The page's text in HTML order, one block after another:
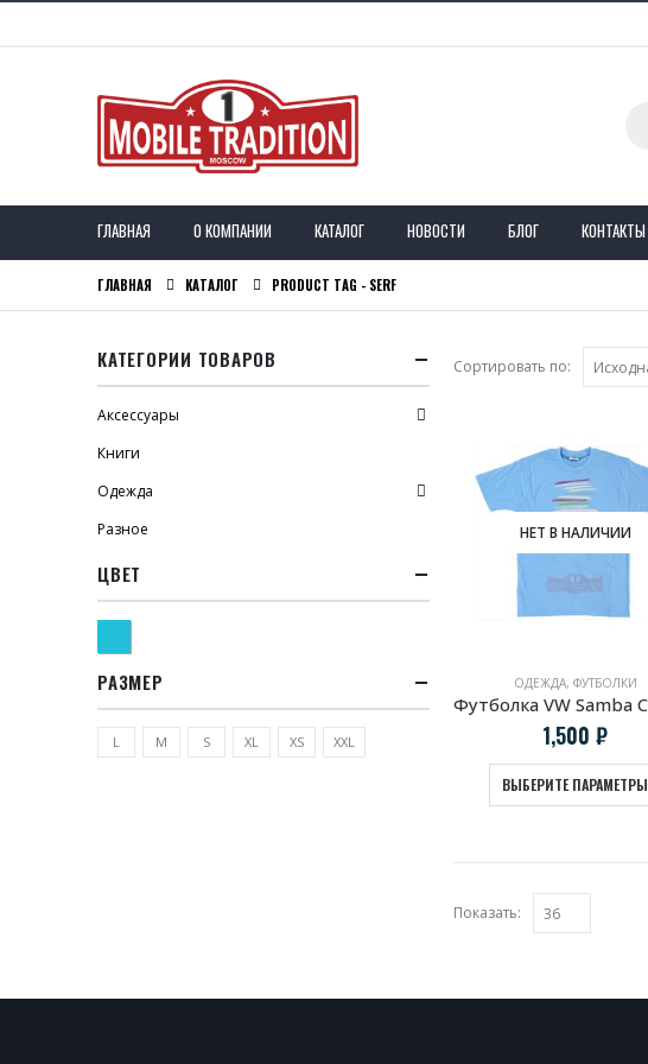
ГЛАВНАЯ О КОМПАНИИ КАТАЛОГ НОВОСТИ БЛОГ КОНТАКТЫ
ГЛАВНАЯ КАТАЛОГ PRODUCT TAG - SERF
Сортировать по:
НЕТ В НАЛИЧИИ
ОДЕЖДА, ФУТБОЛКИ
1,500 ₽
ВЫБЕРИТЕ ПАРАМЕТРЫ
Показать:
КАТЕГОРИИ ТОВАРОВ
Аксессуары
Книги
Одежда
Разное
ЦВЕТ
РАЗМЕР
L M S XL XS XXL